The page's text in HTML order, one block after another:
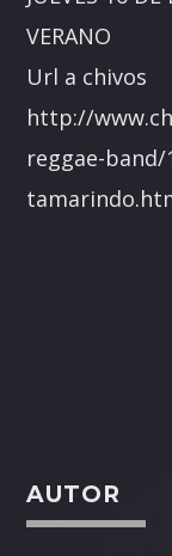
VERANO
Url a chivos
http://
reggae-
AUTOR